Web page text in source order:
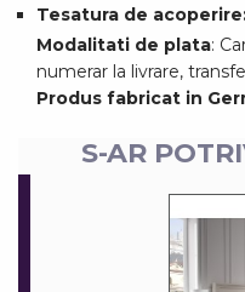
Tesatura de
Modalitati de plata:
numerar la livrare,
Produs fabricat in
S-AR